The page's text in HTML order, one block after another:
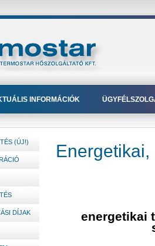
INFORMÁCIÓK
(ÚJ!)
DÍJAK
energetikai